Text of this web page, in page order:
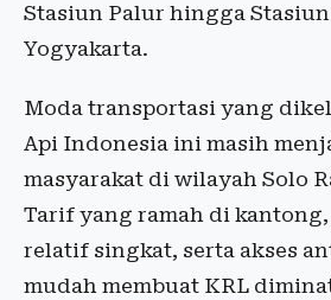
Stasiun Palur hingga
Yogyakarta.
Moda transportasi yang
Api Indonesia ini masih
masyarakat di wilayah Solo
Tarif yang ramah di
relatif singkat, serta akses
mudah membuat KRL